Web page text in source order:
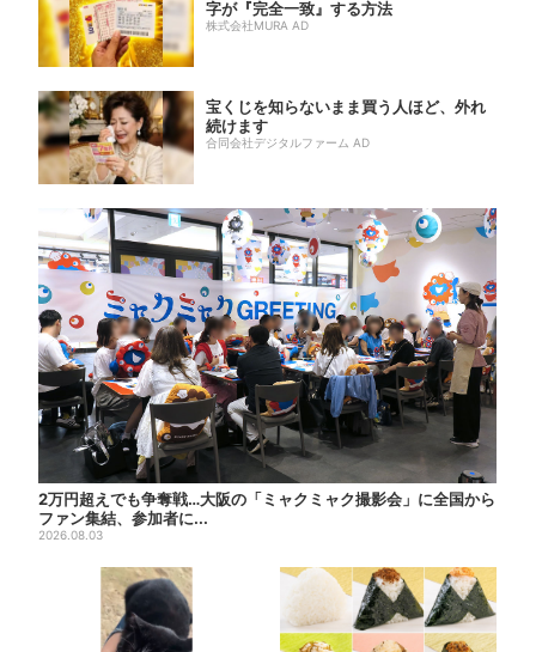
字が『完全一致』する方法
株式会社MURA AD
宝くじを知らないまま買う人ほど、外れ
続けます
合同会社デジタルファーム AD
2万円超えでも争奪戦…大阪の「ミャクミャク撮影会」に全国から
ファン集結、参加者に...
2026.08.03